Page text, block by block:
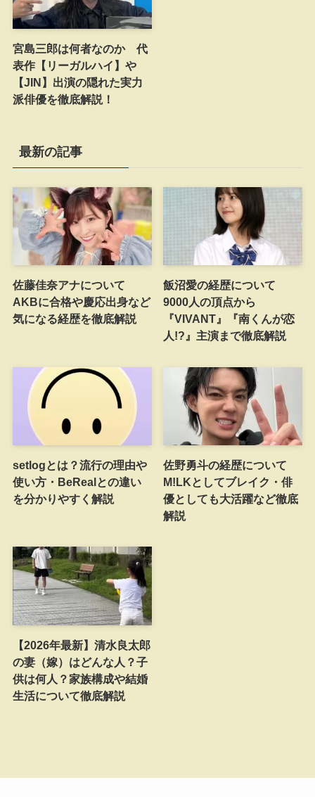
宮島三郎は何者なのか 代
表作【リーガルハイ】や
【JIN】出演の隠れた実力
派俳優を徹底解説！
最新の記事
佐藤佳奈アナについて
AKBに合格や慶応出身など
気になる経歴を徹底解説
飯沼愛の経歴について
9000人の頂点から
『VIVANT』『南くんが恋
人!?』主演まで徹底解説
setlogとは？流行の理由や
使い方・BeRealとの違い
を分かりやすく解説
佐野勇斗の経歴について
M!LKとしてブレイク・俳
優としても大活躍など徹底
解説
【2026年最新】清水良太郎
の妻（嫁）はどんな人？子
供は何人？家族構成や結婚
生活について徹底解説